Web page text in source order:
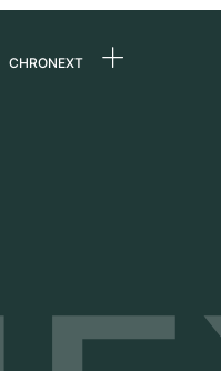
CHRONEXT